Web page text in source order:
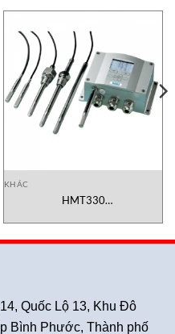
KHÁC
HMT330
Vaisala
Quốc Lộ 13, Khu Đô
Bình Phước, Thành phố